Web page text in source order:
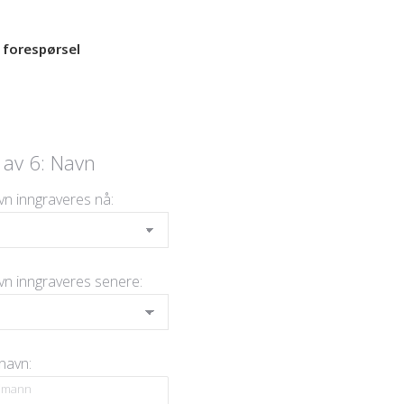
forespørsel
6: Navn
inngraveres nå:
inngraveres senere: